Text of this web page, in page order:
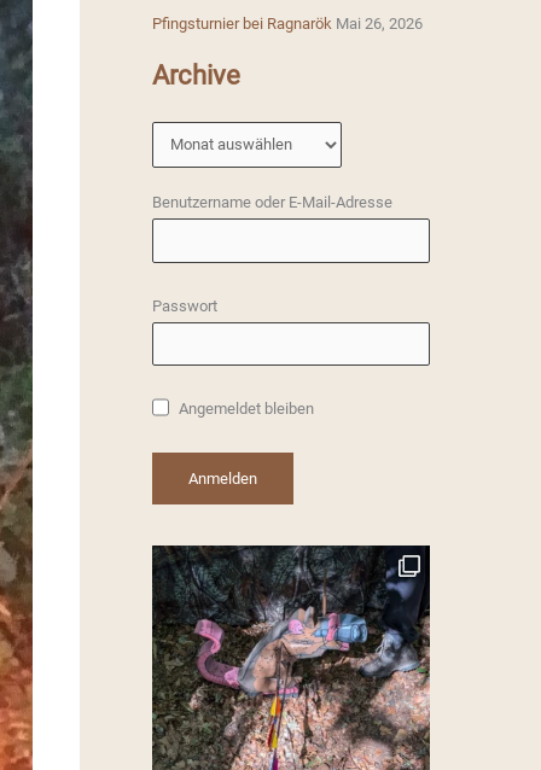
Pfingsturnier bei Ragnarök Mai 26, 2026
Archive
r
c
i
e
Benutzername oder E-Mail-Adresse
Passwort
Angemeldet bleiben